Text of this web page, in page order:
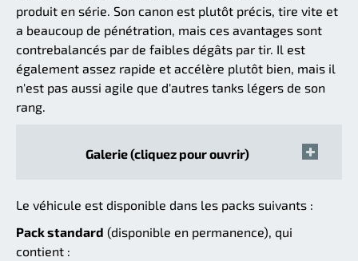
produit en série. Son canon est plutôt précis, tire vite et
a beaucoup de pénétration, mais ces avantages sont
contrebalancés par de faibles dégâts par tir. Il est
également assez rapide et accélère plutôt bien, mais il
n'est pas aussi agile que d'autres tanks légers de son
rang.
Galerie (cliquez pour ouvrir)
Le véhicule est disponible dans les packs suivants :
Pack standard (disponible en permanence), qui
contient :